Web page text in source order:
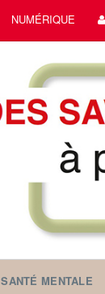
NUMÉRIQUE
SANTÉ MENTALE